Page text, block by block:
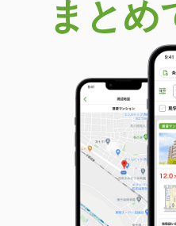
まとめ